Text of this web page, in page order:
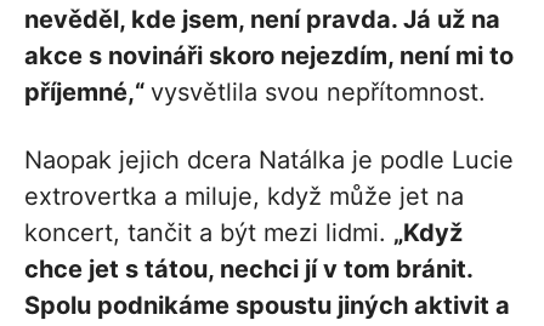
nevěděl, kde jsem, není pravda. Já už na
akce s novináři skoro nejezdím, není mi to
příjemné,“ vysvětlila svou nepřítomnost.
Naopak jejich dcera Natálka je podle Lucie
extrovertka a miluje, když může jet na
koncert, tančit a být mezi lidmi. „Když
chce jet s tátou, nechci jí v tom bránit.
Spolu podnikáme spoustu jiných aktivit a